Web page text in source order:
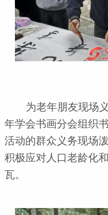
为老年朋友现场
年学会书画分会组织
活动的群众义务现场
积极应对人口老龄化
瓦。